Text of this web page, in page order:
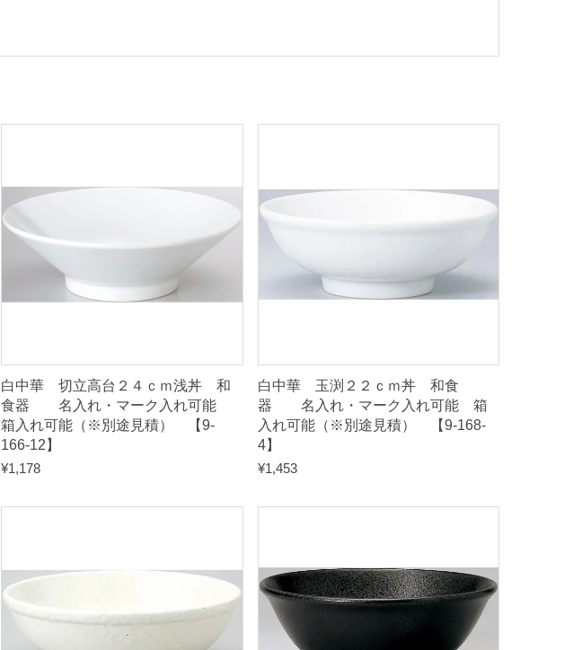
れ
可
箱
入
れ
（
白中華 切立高台２４ｃｍ浅丼 和
食器 名入れ・マーク入れ可能
箱入れ可能（※別途見積） 【9-
166-12】
¥1,178
白中華 玉渕２２ｃｍ丼 和食
器 名入れ・マーク入れ可能 箱
入れ可能（※別途見積） 【9-168-
4】
¥1,453